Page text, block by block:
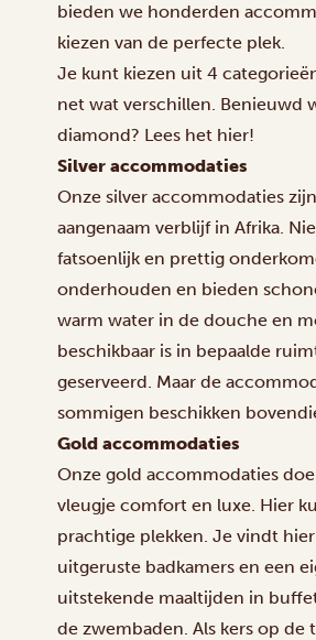
bieden we honderden
kiezen van de perfecte plek.
Je kunt kiezen uit 4
net wat verschillen. Benieuwd
diamond? Lees het hier!
Silver accommodaties
Onze silver accommodaties
aangenaam verblijf in Afrika.
fatsoenlijk en prettig
onderhouden en bieden
warm water in de douche en
beschikbaar is in bepaalde
geserveerd. Maar de
sommigen beschikken
Gold accommodaties
Onze gold accommodaties
vleugje comfort en luxe. Hier
prachtige plekken. Je vindt
uitgeruste badkamers en een
uitstekende maaltijden in
de zwembaden. Als kers op